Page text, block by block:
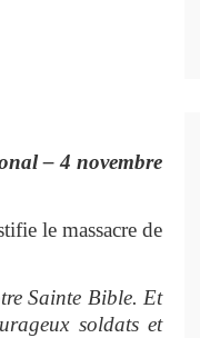
– 4 novembre
le massacre de
Sainte Bible. Et
soldats et